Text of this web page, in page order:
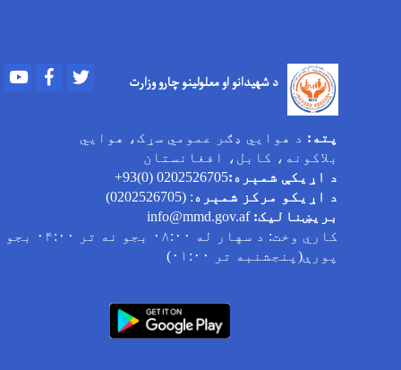
د شهیدانو او معلولینو چارو وزارت Youtube Facebook Twitter
پته: د هوایي ډګر عمومي سړک، هوایي
بلاکونه، کابل، افغانستان
د اړیکې شمېره:0202526705 (0)93+
د اړیکو مرکز شمېره : (0202526705)
بریښنالیک:info@mmd.gov.af
کاري وخت
: د سهار له ۰۸:۰۰ بجو نه تر ۰۴:۰۰ بجو
پورې(پنجشنبه تر ۰۱:۰۰)